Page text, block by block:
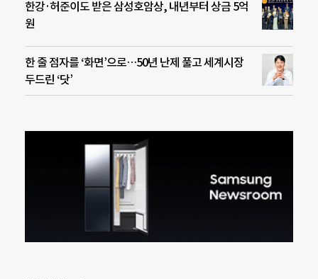
한강·허준이도 받은 삼성호암상, 내년부터 상금 5억
원
한 줄 점자를 ‘화면’으로…50년 난제 풀고 세계시장
두드린 ‘닷’